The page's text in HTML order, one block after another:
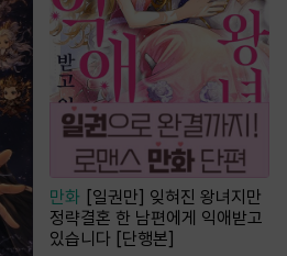
만화
[일권만] 잊혀진 왕녀지만
정략결혼 한 남편에게 익애받고
있습니다 [단행본]